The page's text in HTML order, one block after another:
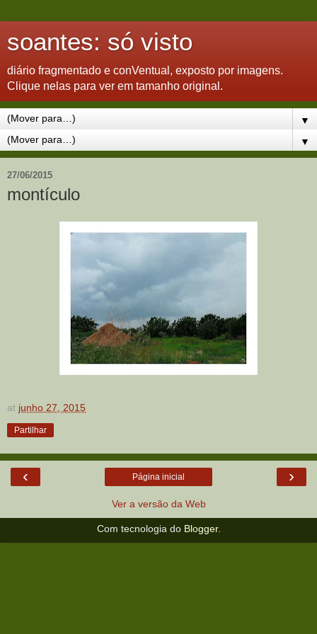
soantes: só visto
diário fragmentado e conVentual, exposto por imagens.
Clique nelas para ver em tamanho original.
▼
▼
27/06/2015
montículo
at junho 27, 2015
Partilhar
‹ ›
Página inicial
Ver a versão da Web
Com tecnologia do Blogger.